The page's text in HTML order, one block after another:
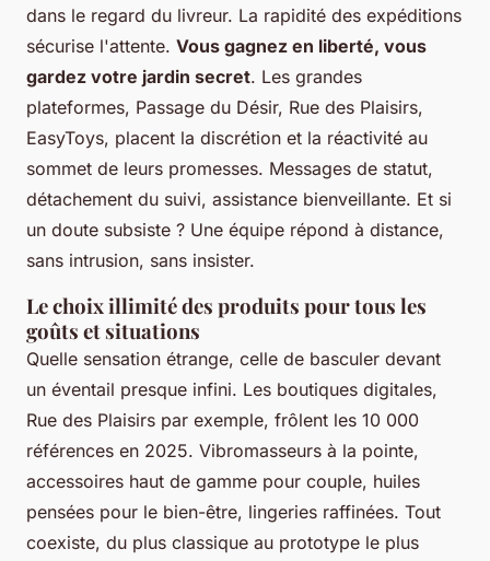
dans le regard du livreur. La rapidité des expéditions
sécurise l'attente. Vous gagnez en liberté, vous
gardez votre jardin secret. Les grandes
plateformes, Passage du Désir, Rue des Plaisirs,
EasyToys, placent la discrétion et la réactivité au
sommet de leurs promesses. Messages de statut,
détachement du suivi, assistance bienveillante. Et si
un doute subsiste ? Une équipe répond à distance,
sans intrusion, sans insister.
Le choix illimité des produits pour tous les
goûts et situations
Quelle sensation étrange, celle de basculer devant
un éventail presque infini. Les boutiques digitales,
Rue des Plaisirs par exemple, frôlent les 10 000
références en 2025. Vibromasseurs à la pointe,
accessoires haut de gamme pour couple, huiles
pensées pour le bien-être, lingeries raffinées. Tout
coexiste, du plus classique au prototype le plus